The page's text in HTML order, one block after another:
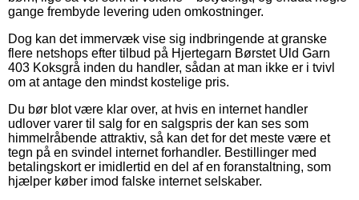
gange frembyde levering uden omkostninger.
Dog kan det immervæk vise sig indbringende at granske
flere netshops efter tilbud på Hjertegarn Børstet Uld Garn
403 Koksgrå inden du handler, sådan at man ikke er i tvivl
om at antage den mindst kostelige pris.
Du bør blot være klar over, at hvis en internet handler
udlover varer til salg for en salgspris der kan ses som
himmelråbende attraktiv, så kan det for det meste være et
tegn på en svindel internet forhandler. Bestillinger med
betalingskort er imidlertid en del af en foranstaltning, som
hjælper køber imod falske internet selskaber.